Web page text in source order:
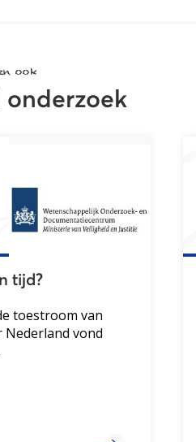
ook
onderzoek
tijd?
toestroom van
vond